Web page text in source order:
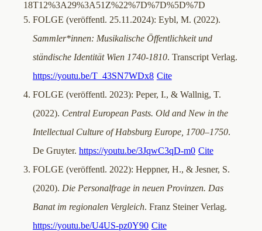
5. FOLGE (veröffentl. 25.11.2024): Eybl, M. (2022).
Sammler*innen: Musikalische Öffentlichkeit und
ständische Identität Wien 1740-1810. Transcript Verlag.
https://youtu.be/T_43SN7WDx8 Cite
4. FOLGE (veröffentl. 2023): Peper, I., & Wallnig, T.
(2022). Central European Pasts. Old and New in the
Intellectual Culture of Habsburg Europe, 1700–1750.
De Gruyter. https://youtu.be/3JqwC3qD-m0 Cite
3. FOLGE (veröffentl. 2022): Heppner, H., & Jesner, S.
(2020). Die Personalfrage in neuen Provinzen. Das
Banat im regionalen Vergleich. Franz Steiner Verlag.
https://youtu.be/U4US-pz0Y90 Cite